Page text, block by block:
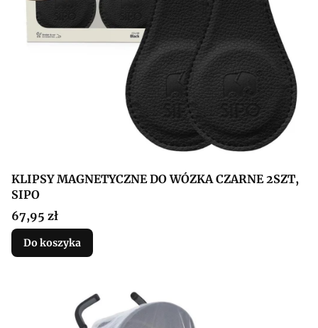
KLIPSY MAGNETYCZNE DO WÓZKA CZARNE 2SZT,
SIPO
Cena
67,95 zł
Do koszyka